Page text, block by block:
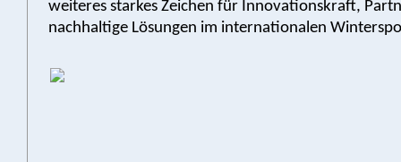
weiteres starkes Zeichen für Innovationskraft,
nachhaltige Lösungen im internationalen